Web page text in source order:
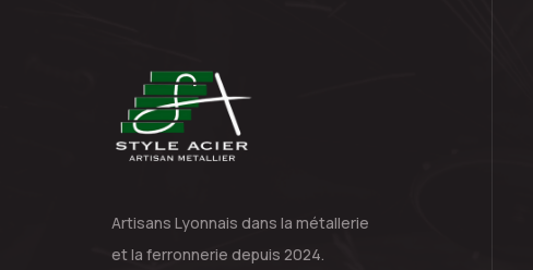
Artisans Lyonnais dans la métallerie
et la ferronnerie depuis 2024.